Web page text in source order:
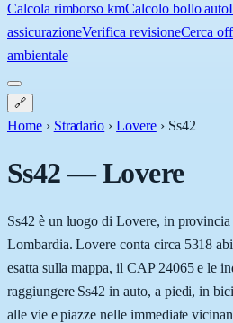
Calcola rimborso kmCalcolo bollo auto
assicurazioneVerifica revisioneCerca
ambientale
🔗
Home › Stradario › Lovere › Ss42
Ss42—Lovere
Ss42 è un luogo di Lovere, in
Lombardia. Lovere conta circa 5318
esatta sulla mappa, il CAP 24065 e le
raggiungere Ss42 in auto, a piedi, in
alle vie e piazze nelle immediate